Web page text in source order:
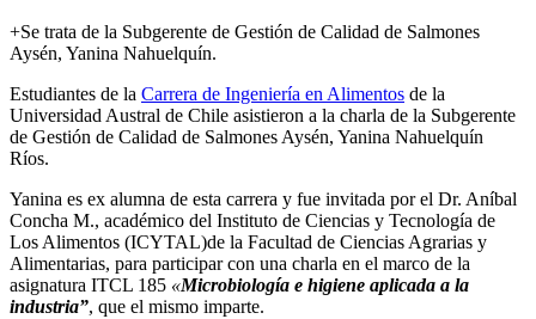
+Se trata de la Subgerente de Gestión de Calidad de Salmones
Aysén, Yanina Nahuelquín.
Estudiantes de la Carrera de Ingeniería en Alimentos de la
Universidad Austral de Chile asistieron a la charla de la Subgerente
de Gestión de Calidad de Salmones Aysén, Yanina Nahuelquín
Ríos.
Yanina es ex alumna de esta carrera y fue invitada por el Dr. Aníbal
Concha M., académico del Instituto de Ciencias y Tecnología de
Los Alimentos (ICYTAL)de la Facultad de Ciencias Agrarias y
Alimentarias, para participar con una charla en el marco de la
asignatura ITCL 185 «Microbiología e higiene aplicada a la
industria”, que el mismo imparte.